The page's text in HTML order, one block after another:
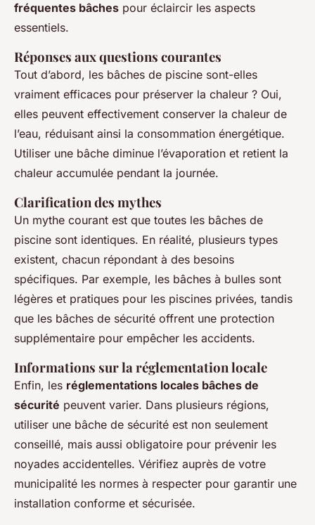
fréquentes bâches pour éclaircir les aspects
essentiels.
Réponses aux questions courantes
Tout d’abord, les bâches de piscine sont-elles
vraiment efficaces pour préserver la chaleur ? Oui,
elles peuvent effectivement conserver la chaleur de
l’eau, réduisant ainsi la consommation énergétique.
Utiliser une bâche diminue l’évaporation et retient la
chaleur accumulée pendant la journée.
Clarification des mythes
Un mythe courant est que toutes les bâches de
piscine sont identiques. En réalité, plusieurs types
existent, chacun répondant à des besoins
spécifiques. Par exemple, les bâches à bulles sont
légères et pratiques pour les piscines privées, tandis
que les bâches de sécurité offrent une protection
supplémentaire pour empêcher les accidents.
Informations sur la réglementation locale
Enfin, les réglementations locales bâches de
sécurité peuvent varier. Dans plusieurs régions,
utiliser une bâche de sécurité est non seulement
conseillé, mais aussi obligatoire pour prévenir les
noyades accidentelles. Vérifiez auprès de votre
municipalité les normes à respecter pour garantir une
installation conforme et sécurisée.